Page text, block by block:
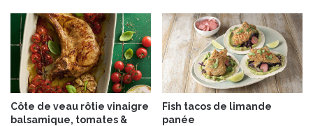
Côte de veau rôtie vinaigre
balsamique, tomates &
Fish tacos de limande
panée